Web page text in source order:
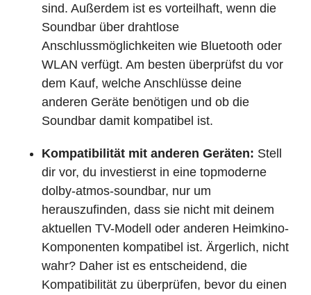
sind. Außerdem ist es vorteilhaft, wenn die
Soundbar über drahtlose
Anschlussmöglichkeiten wie Bluetooth oder
WLAN verfügt. Am besten überprüfst du vor
dem Kauf, welche Anschlüsse deine
anderen Geräte benötigen und ob die
Soundbar damit kompatibel ist.
Kompatibilität mit anderen Geräten: Stell
dir vor, du investierst in eine topmoderne
dolby-atmos-soundbar, nur um
herauszufinden, dass sie nicht mit deinem
aktuellen TV-Modell oder anderen Heimkino-
Komponenten kompatibel ist. Ärgerlich, nicht
wahr? Daher ist es entscheidend, die
Kompatibilität zu überprüfen, bevor du einen